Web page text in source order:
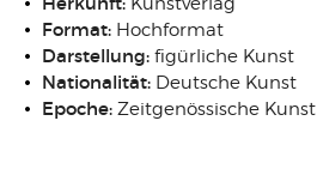
Format: Hochformat
Darstellung: figürliche Kunst
Nationalität: Deutsche Kunst
Epoche: Zeitgenössische Kunst